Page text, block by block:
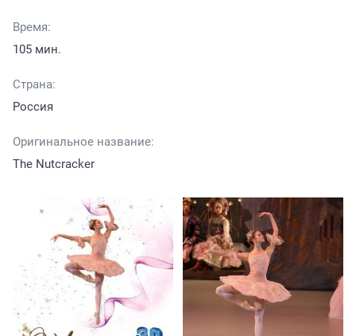
Время:
105 мин.
Страна:
Россия
Оригинальное название:
The Nutcracker